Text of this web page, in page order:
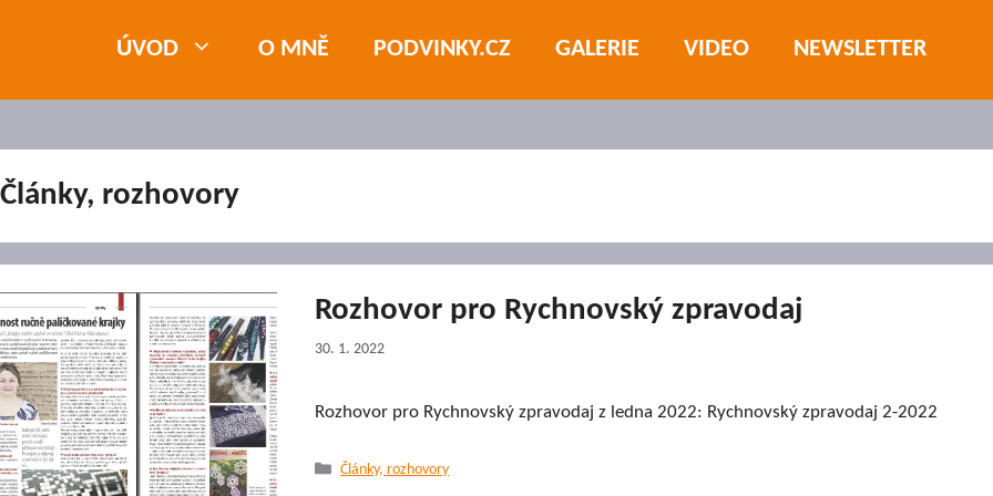
ÚVOD O MNĚ PODVINKY.CZ GALERIE VIDEO NEWSLETTER
Články, rozhovory
Rozhovor pro Rychnovský zpravodaj
30. 1. 2022
Rozhovor pro Rychnovský zpravodaj z ledna 2022: Rychnovský zpravodaj 2-2022
Rubriky
Články, rozhovory